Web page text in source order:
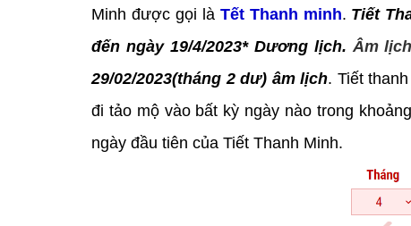
Minh được gọi là Tết Thanh minh. Tiết
đến ngày 19/4/2023* Dương lịch.Âm lịch
29/02/2023(tháng 2 dư) âm lịch. Tiết
đi tảo mộ vào bất kỳ ngày nào trong
ngày đầu tiên của Tiết Thanh Minh.